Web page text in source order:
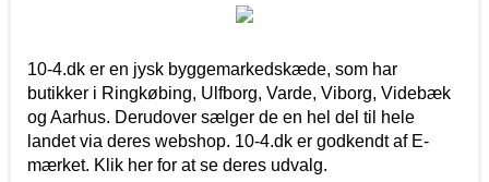
10-4.dk er en jysk byggemarkedskæde, som har
butikker i Ringkøbing, Ulfborg, Varde, Viborg, Videbæk
og Aarhus. Derudover sælger de en hel del til hele
landet via deres webshop. 10-4.dk er godkendt af E-
mærket. Klik her for at se deres udvalg.